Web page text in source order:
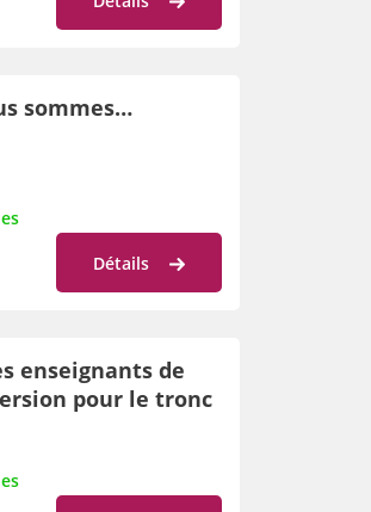
sommes…
Détails
enseignants de
pour le tronc